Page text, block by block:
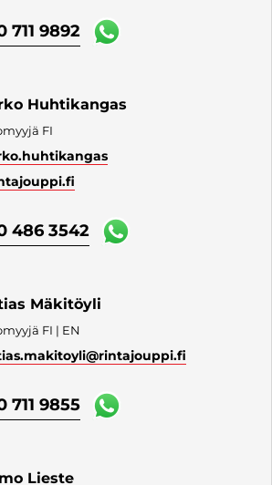
711 9892
Huhtikangas
FI
486 3542
Mäkitöyli
FI | EN
@rintajouppi.fi
711 9855
Lieste